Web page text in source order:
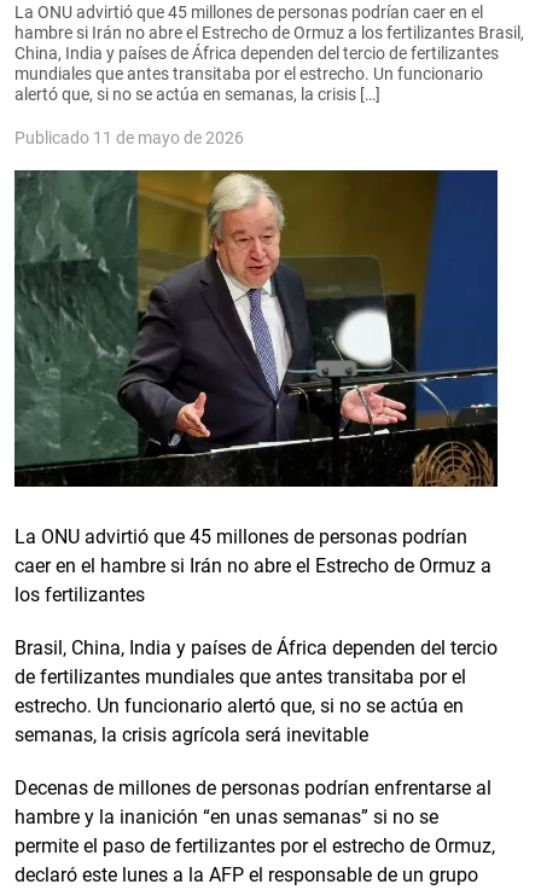
La ONU advirtió que 45 millones de personas podrían caer en el
hambre si Irán no abre el Estrecho de Ormuz a los fertilizantes Brasil,
China, India y países de África dependen del tercio de fertilizantes
mundiales que antes transitaba por el estrecho. Un funcionario
alertó que, si no se actúa en semanas, la crisis […]
Publicado 11 de mayo de 2026
La ONU advirtió que 45 millones de personas podrían
caer en el hambre si Irán no abre el Estrecho de Ormuz a
los fertilizantes
Brasil, China, India y países de África dependen del tercio
de fertilizantes mundiales que antes transitaba por el
estrecho. Un funcionario alertó que, si no se actúa en
semanas, la crisis agrícola será inevitable
Decenas de millones de personas podrían enfrentarse al
hambre y la inanición “en unas semanas” si no se
permite el paso de fertilizantes por el estrecho de Ormuz,
declaró este lunes a la AFP el responsable de un grupo